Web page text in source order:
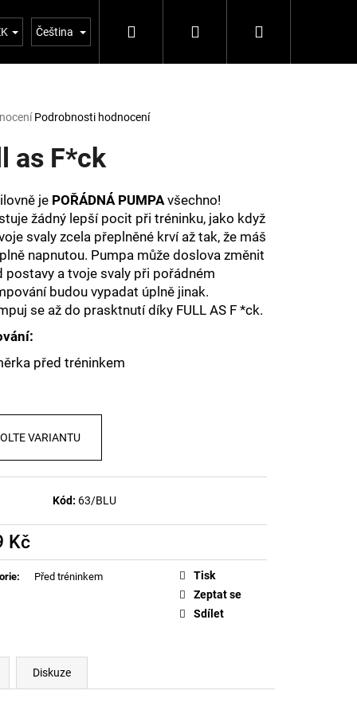
nás Blog 5%
Čeština Hledat PřihlášeníNákupní
Podrobnosti hodnocení
as F*ck
je POŘÁDNÁ PUMPA všechno!
žádný lepší pocit při tréninku, jako když
svaly zcela přeplněné krví až tak, že máš
napnutou. Pumpa může doslova změnit
postavy a tvoje svaly při pořádném
budou vypadat úplně jinak.
se až do prasktnutí díky FULL AS F *ck.
před tréninkem
VARIANTU
Kód: 63/BLU
Kč
: Před tréninkem
Tisk
Zeptat se
Sdílet
Diskuze
Následující
SANTA (LIMITKA)